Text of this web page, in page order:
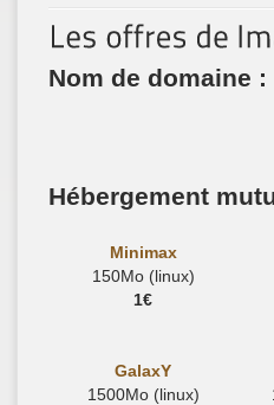
Nom de domaine :
Hébergement
Minimax
150Mo (linux)
1€
GalaxY
1500Mo (linux)